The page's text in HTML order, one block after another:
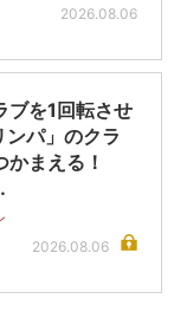
2026.08.06
ブを1回転させ
パ」のクラ
まえる！
2026.08.06